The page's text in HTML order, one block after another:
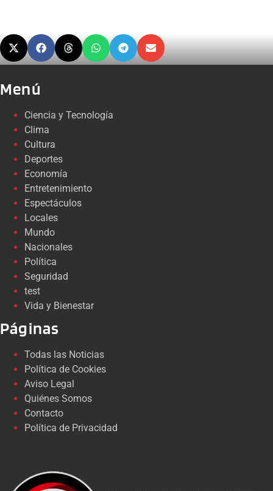
Menú
Ciencia y Tecnología
Clima
Cultura
Deportes
Economía
Entretenimiento
Espectáculos
Locales
Mundo
Nacionales
Política
Seguridad
test
Vida y Bienestar
Páginas
Todas las Noticias
Política de Cookies
Aviso Legal
Quiénes Somos
Contacto
Política de Privacidad